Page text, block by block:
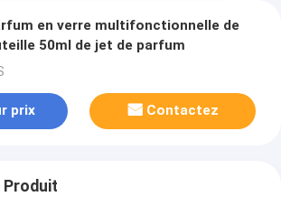
en verre multifonctionnelle de
50ml de jet de parfum
prix Contactez
Produit